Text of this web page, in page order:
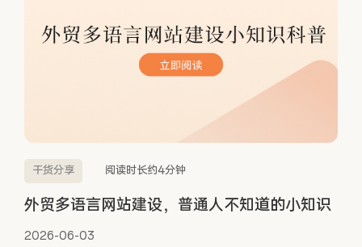
干货分享 阅读时长约4分钟
外贸多语言网站建设，普通人不知道的小知识
2026-06-03